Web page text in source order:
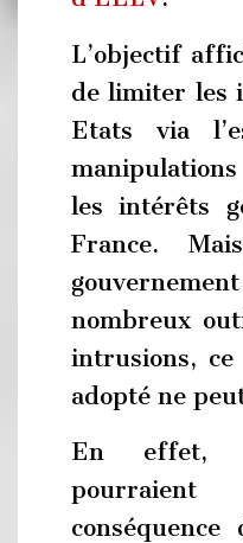
L’objectif
de limiter les
Etats via
les intérêts
France.
nombreux
intrusions,
adopté ne
En effet,